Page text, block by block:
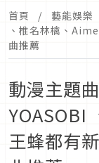
首頁 藝能娛樂
、椎名林檎、
曲推薦
動漫主題
YOASOBI
王蜂都有